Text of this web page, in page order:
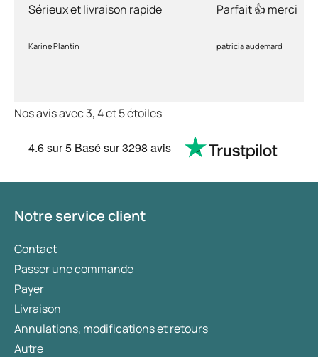
Sérieux et livraison rapide
Karine Plantin
Parfait 👍 merci
patricia audemard
Nos avis avec 3, 4 et 5 étoiles
4.6sur 5 Basé sur3298 avis
Notre service client
Contact
Passer une commande
Payer
Livraison
Annulations, modifications et retours
Autre